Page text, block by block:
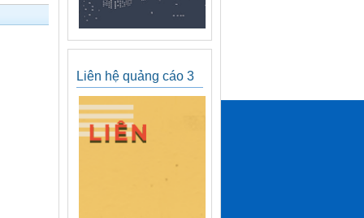
Liên hệ quảng cáo 3